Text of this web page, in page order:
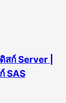
ก์ Server |
SAS